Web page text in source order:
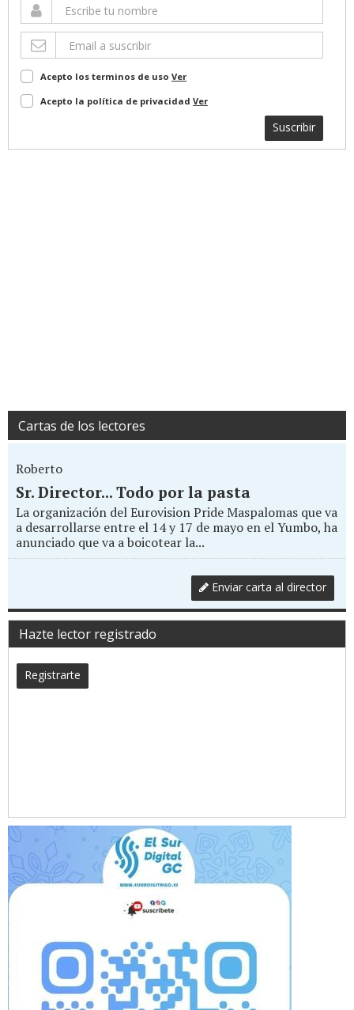
Acepto los terminos de uso Ver
Acepto la política de privacidad Ver
Suscribir
Cartas de los lectores
Roberto
Sr. Director... Todo por la pasta
La organización del Eurovision Pride Maspalomas que va
a desarrollarse entre el 14 y 17 de mayo en el Yumbo, ha
anunciado que va a boicotear la...
Enviar carta al director
Hazte lector registrado
Registrarte